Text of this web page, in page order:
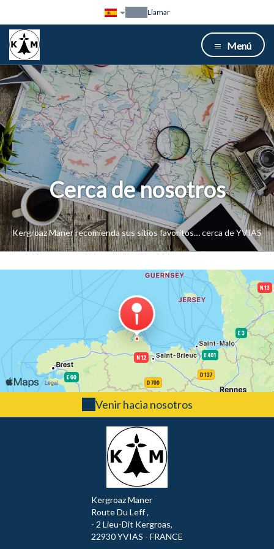
Llamar
Menú
Cerca de nosotros
Kergroaz Maner recomienda sus sitios favoritos… cerca de YVIAS
Venir hacia nosotros
Kergroaz Maner
Route Du Leff ,
- 2 Lieu-Dit Kergroas,
22930 YVIAS - FRANCE